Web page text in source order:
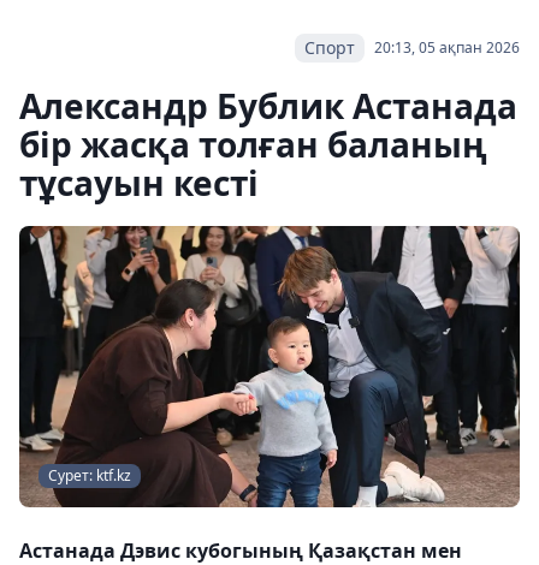
20:13, 05 ақпан 2026
Спорт
Александр Бублик Астанада
бір жасқа толған баланың
тұсауын кесті
Сурет: ktf.kz
Астанада Дэвис кубогының Қазақстан мен